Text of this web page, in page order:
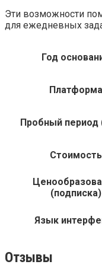
Эти возможности
для ежедневных
Год
Платформа
Пробный период
Стоимость
(подписка)
Язык
Отзывы